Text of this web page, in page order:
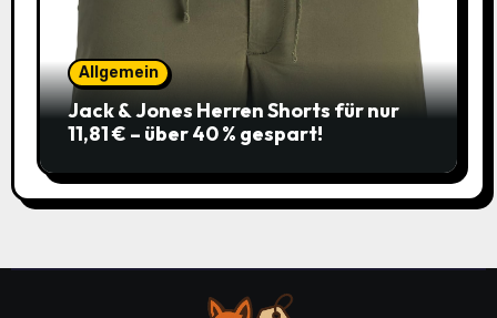
Allgemein
Jack & Jones Herren Shorts für nur
11,81 € – über 40 % gespart!